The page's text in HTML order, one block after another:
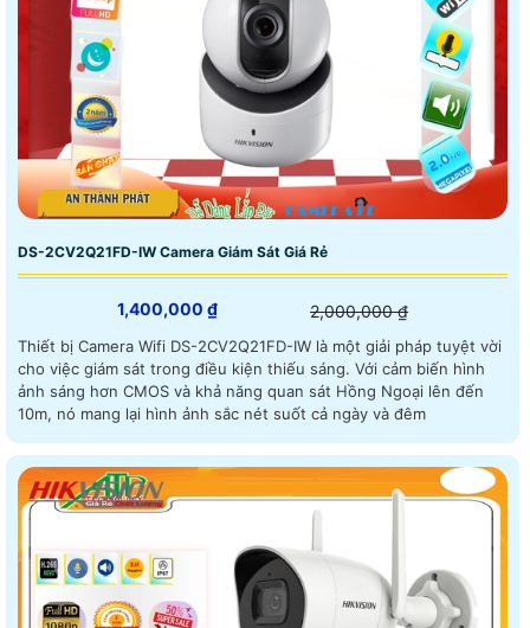
DS-2CV2Q21FD-IW Camera Giám Sát Giá Rẻ
1,400,000 ₫ 2,000,000 ₫
Thiết bị Camera Wifi DS-2CV2Q21FD-IW là một giải pháp tuyệt vời
cho việc giám sát trong điều kiện thiếu sáng. Với cảm biến hình
ảnh sáng hơn CMOS và khả năng quan sát Hồng Ngoại lên đến
10m, nó mang lại hình ảnh sắc nét suốt cả ngày và đêm